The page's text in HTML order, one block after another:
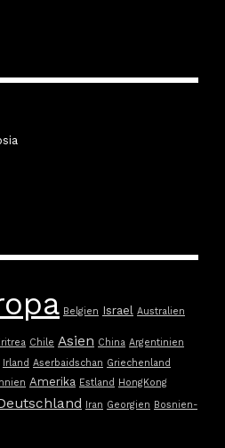
Belgien Israel Australien
Chile Asien China Argentinien
Irland Aserbaidschan Griechenland
Amerika Estland HongKong
Iran Georgien Bosnien-